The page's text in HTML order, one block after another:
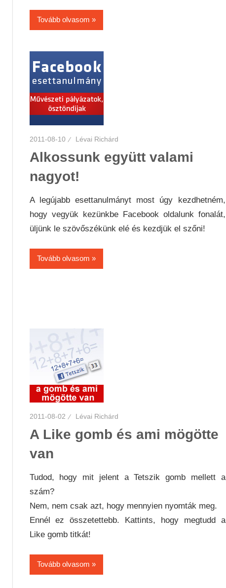
Tovább olvasom
2011-08-10 Lévai Richárd
Alkossunk együtt valami
nagyot!
A legújabb esettanulmányt most úgy kezdhetném,
hogy vegyük kezünkbe Facebook oldalunk fonalát,
üljünk le szövőszékünk elé és kezdjük el szőni!
Tovább olvasom
2011-08-02 Lévai Richárd
A Like gomb és ami mögötte
van
Tudod, hogy mit jelent a Tetszik gomb mellett a
szám?
Nem, nem csak azt, hogy mennyien nyomták meg.
Ennél ez összetettebb. Kattints, hogy megtudd a
Like gomb titkát!
Tovább olvasom